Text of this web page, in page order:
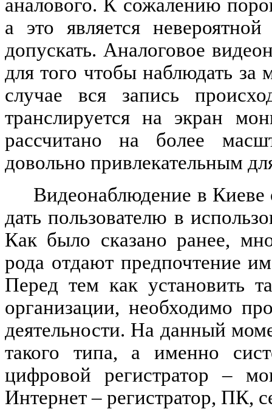
аналового. К сожалению
а это является
допускать. Аналоговое
для того чтобы наблюдать
случае вся запись
транслируется на экран
рассчитано на более
довольно привлекательным
Видеонаблюдение в Киеве
дать пользователю в
Как было сказано ранее,
рода отдают предпочтение
Перед тем как установить
организации, необходимо
деятельности. На данный
такого типа, а именно
цифровой регистратор –
Интернет – регистратор, ПК,